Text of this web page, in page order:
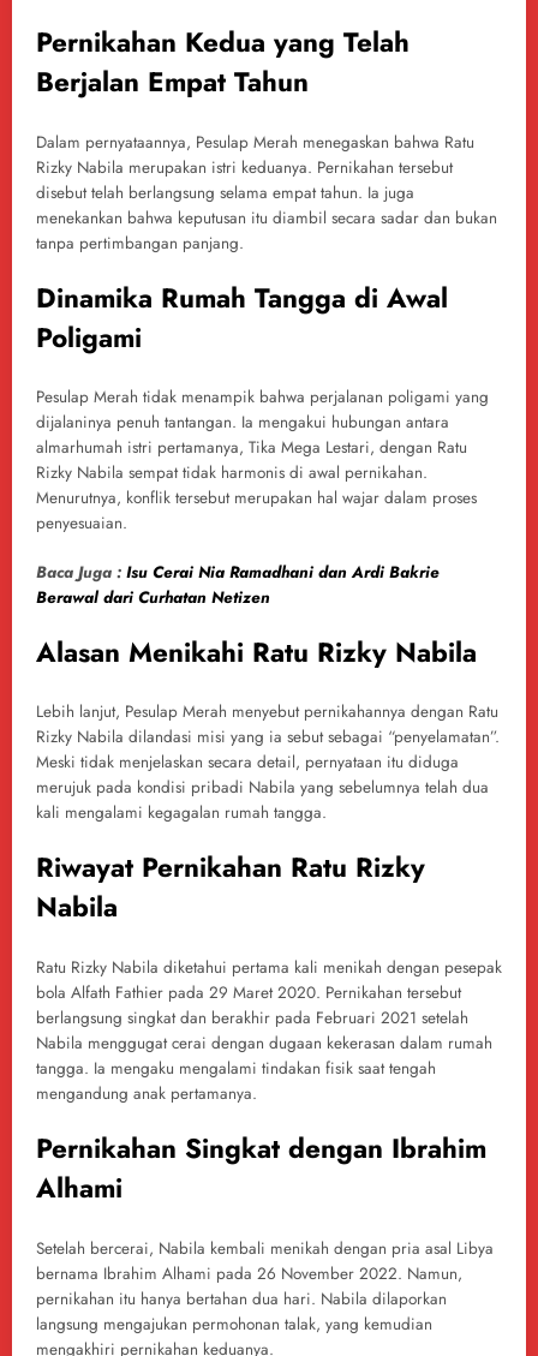
Pernikahan Kedua yang Telah
Berjalan Empat Tahun
Dalam pernyataannya, Pesulap Merah menegaskan bahwa Ratu
Rizky Nabila merupakan istri keduanya. Pernikahan tersebut
disebut telah berlangsung selama empat tahun. Ia juga
menekankan bahwa keputusan itu diambil secara sadar dan bukan
tanpa pertimbangan panjang.
Dinamika Rumah Tangga di Awal
Poligami
Pesulap Merah tidak menampik bahwa perjalanan poligami yang
dijalaninya penuh tantangan. Ia mengakui hubungan antara
almarhumah istri pertamanya, Tika Mega Lestari, dengan Ratu
Rizky Nabila sempat tidak harmonis di awal pernikahan.
Menurutnya, konflik tersebut merupakan hal wajar dalam proses
penyesuaian.
Baca Juga : Isu Cerai Nia Ramadhani dan Ardi Bakrie
Berawal dari Curhatan Netizen
Alasan Menikahi Ratu Rizky Nabila
Lebih lanjut, Pesulap Merah menyebut pernikahannya dengan Ratu
Rizky Nabila dilandasi misi yang ia sebut sebagai “penyelamatan”.
Meski tidak menjelaskan secara detail, pernyataan itu diduga
merujuk pada kondisi pribadi Nabila yang sebelumnya telah dua
kali mengalami kegagalan rumah tangga.
Riwayat Pernikahan Ratu Rizky
Nabila
Ratu Rizky Nabila diketahui pertama kali menikah dengan pesepak
bola Alfath Fathier pada 29 Maret 2020. Pernikahan tersebut
berlangsung singkat dan berakhir pada Februari 2021 setelah
Nabila menggugat cerai dengan dugaan kekerasan dalam rumah
tangga. Ia mengaku mengalami tindakan fisik saat tengah
mengandung anak pertamanya.
Pernikahan Singkat dengan Ibrahim
Alhami
Setelah bercerai, Nabila kembali menikah dengan pria asal Libya
bernama Ibrahim Alhami pada 26 November 2022. Namun,
pernikahan itu hanya bertahan dua hari. Nabila dilaporkan
langsung mengajukan permohonan talak, yang kemudian
mengakhiri pernikahan keduanya.